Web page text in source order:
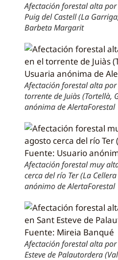
Afectación forestal alta
Puig del Castell (La
Barbeta Margarit
Afectación forestal alta
torrente de Juiàs (Tortellà,
anónima de AlertaForestal
Afectación forestal muy
cerca del río Ter (La
anónimo de AlertaForestal
Afectación forestal alta
Esteve de Palautordera